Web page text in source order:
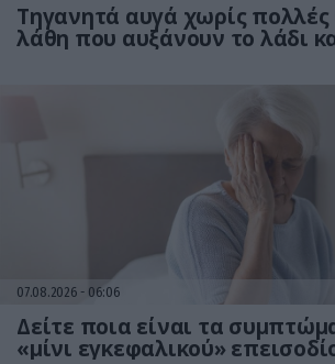
Τηγανητά αυγά χωρίς πολλές
λάθη που αυξάνουν το λάδι
07.08.2026 06:06
Δείτε ποια είναι τα
«μίνι εγκεφαλικού»